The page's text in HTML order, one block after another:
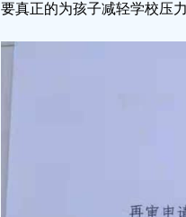
要真正的为孩子减轻学校压